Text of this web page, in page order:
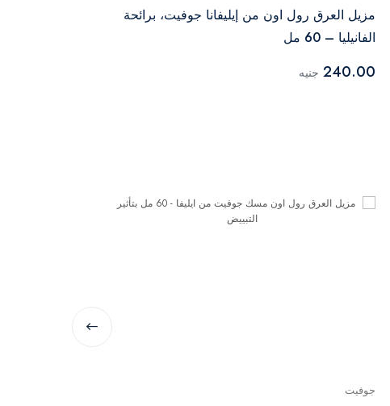
مزيل العرق رول اون من إيليفانا جوفيت، برائحة
الفانيليا – 60 مل
240.00 جنيه
جوفيت